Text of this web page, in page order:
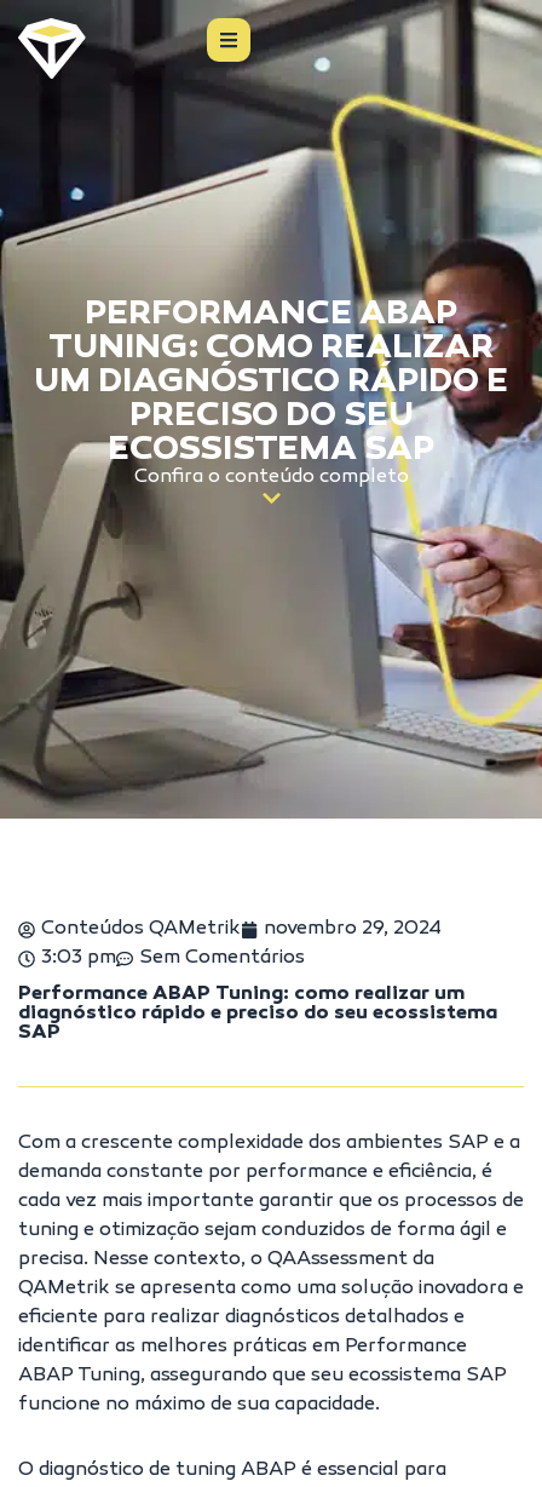
PERFORMANCE ABAP
TUNING: COMO REALIZAR
UM DIAGNÓSTICO RÁPIDO E
PRECISO DO SEU
ECOSSISTEMA SAP
Confira o conteúdo completo
Conteúdos QAMetrik
novembro 29, 2024
3:03 pm
Sem Comentários
Performance ABAP Tuning: como realizar um
diagnóstico rápido e preciso do seu ecossistema
SAP
Com a crescente complexidade dos ambientes SAP e a
demanda constante por performance e eficiência, é
cada vez mais importante garantir que os processos de
tuning e otimização sejam conduzidos de forma ágil e
precisa. Nesse contexto, o QAAssessment da
QAMetrik se apresenta como uma solução inovadora e
eficiente para realizar diagnósticos detalhados e
identificar as melhores práticas em Performance
ABAP Tuning, assegurando que seu ecossistema SAP
funcione no máximo de sua capacidade.
O diagnóstico de tuning ABAP é essencial para